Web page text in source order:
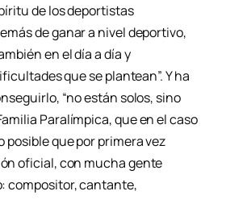
de los deportistas
de ganar a nivel deportivo,
en el día a día y
que se plantean”. Y ha
“no están solos, sino
Paralímpica, que en el caso
posible que por primera vez
oficial, con mucha gente
compositor, cantante,